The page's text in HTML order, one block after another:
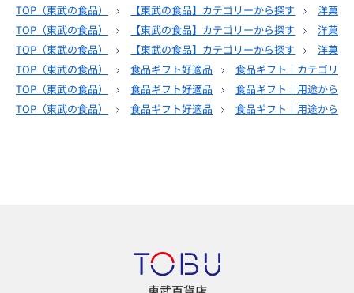
TOP（東武の食品） 【東武の食品】カテゴリーから探す
洋菓子
TOP（東武の食品） 【東武の食品】カテゴリーから探す
洋菓子
TOP（東武の食品） 【東武の食品】カテゴリーから探す
洋菓子
TOP（東武の食品） 食品ギフト好適品
食品ギフト｜カテゴリー
TOP（東武の食品） 食品ギフト好適品
食品ギフト｜用途から選
TOP（東武の食品） 食品ギフト好適品 食品ギフト｜用途から選